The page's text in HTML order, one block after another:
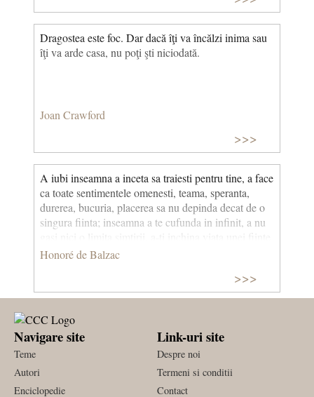
pare că suspină castelana De dorul trubadurului
pierdut. (Unei violoniste)
Dragostea este foc. Dar dacă îţi va încălzi inima sau
îţi va arde casa, nu poţi şti niciodată.
Joan Crawford
>>>
A iubi inseamna a inceta sa traiesti pentru tine, a face
ca toate sentimentele omenesti, teama, speranta,
durerea, bucuria, placerea sa nu depinda decat de o
singura fiinta; inseamna a te cufunda in infinit, a nu
gasi nici o limita simtirii, a-ti inchina viata unei fiinte
in asa fel incat sa nu traiesti si sa nu gandesti decat
gasi alinare in lacrimi indurerate, placere in suferinta
si suferinta in placere; adica a intruni in sine toate
Honoré de Balzac
>>>
Navigare site
Teme
Autori
Enciclopedie
Link-uri site
Despre noi
Termeni si conditii
Contact